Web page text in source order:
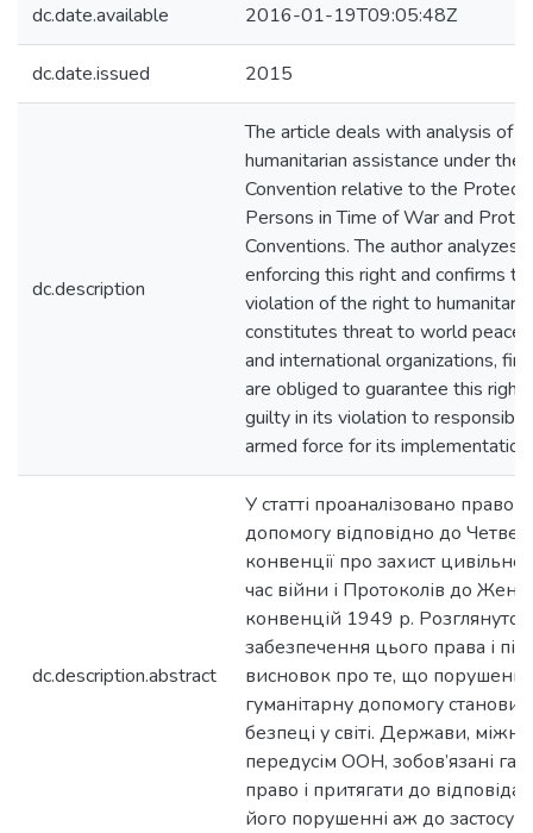
dc.date.available 2016-01-19T09:05:48Z
dc.date.issued 2015
dc.description
The article deals with analysis of
humanitarian assistance under the
Convention relative to the
Persons in Time of War and
Conventions. The author analyzes
enforcing this right and confirms
violation of the right to
constitutes threat to world peace
and international organizations,
are obliged to guarantee this right
guilty in its violation to
armed force for its implementation.
dc.description.abstract
У статті проаналізовано право
допомогу відповідно до
конвенції про захист
час війни і Протоколів до
конвенцій 1949 р. Розглянуто
забезпечення цього права і
висновок про те, що
гуманітарну допомогу
безпеці у світі. Держави,
передусім ООН, зобов’язані
право і притягати до
його порушенні аж до